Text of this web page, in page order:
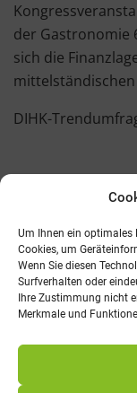
Um Ihnen ein optimales
Cookies, um
Wenn Sie diesen
Surfverhalten oder
Ihre Zustimmung nicht
Merkmale und
der Gastronomie
sich die
DIHK-
Kontakt AGB
©